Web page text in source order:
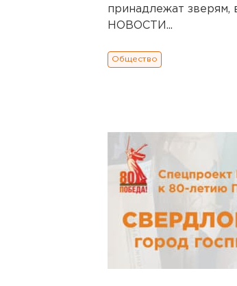
принадлежат
НОВОСТИ...
Общество